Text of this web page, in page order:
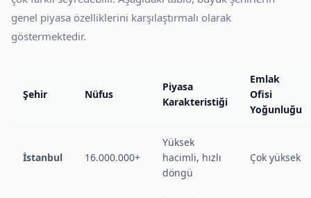
genel piyasa özelliklerini karşılaştırmalı olarak
göstermektedir.
Şehir Nüfus
Piyasa
Karakteristiği
Emlak
Ofisi
Yoğunluğu
İstanbul 16.000.000+
Yüksek
hacimli, hızlı
döngü
Çok yüksek